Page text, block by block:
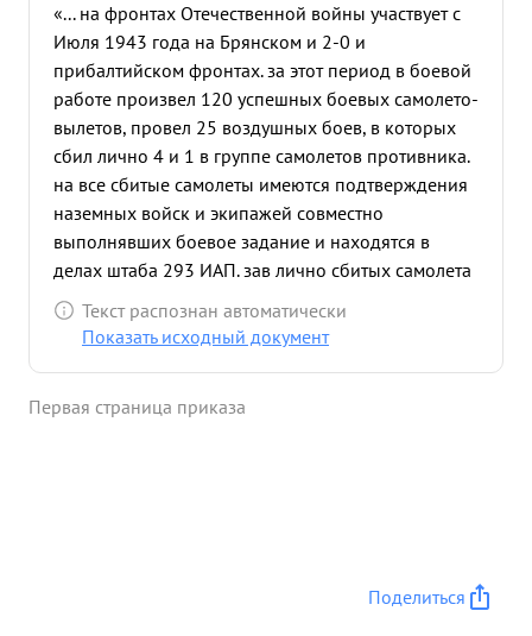
«... на фронтах Отечественной войны участвует с
Июля 1943 года на Брянском и 2-0 и
прибалтийском фронтах. за этот период в боевой
работе произвел 120 успешных боевых самолето-
вылетов, провел 25 воздушных боев, в которых
сбил лично 4 и 1 в группе самолетов противника.
на все сбитые самолеты имеются подтверждения
наземных войск и экипажей совместно
выполнявших боевое задание и находятся в
делах штаба 293 ИАП. зав лично сбитых самолета
противника и 55 успешных боевых вылетов
награжден орденами: "КРАСНАЯ звезда" и
2-ом прибалтийском фронте произвел 65
ФВ-190, которые пытались атаковать наших
Текст распознан автоматически
Показать исходный документ
Первая страница приказа
Поделиться